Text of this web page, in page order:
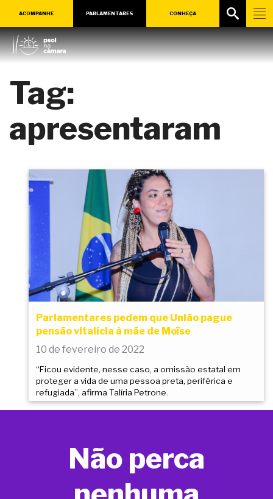
ACOMPANHE PARLAMENTARES CONHEÇA
Tag:
apresentaram
Parlamentares pedem que União pague
pensão vitalícia à mãe de Moïse
10 de fevereiro de 2022
“Ficou evidente, nesse caso, a omissão estatal em
proteger a vida de uma pessoa preta, periférica e
refugiada”, afirma Talíria Petrone.
Não perca